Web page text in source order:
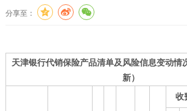
分享至：
天津银行代销保险产品清单及风险信息变动情
新）
收